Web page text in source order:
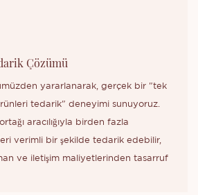
Çözümü
yararlanarak, gerçek bir "tek
tedarik" deneyimi sunuyoruz.
aracılığıyla birden fazla
verimli bir şekilde tedarik edebilir,
ve iletişim maliyetlerinden tasarruf